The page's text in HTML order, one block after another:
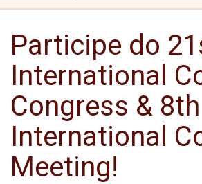
Participe do
International
Congress & 8th
International
Meeting!